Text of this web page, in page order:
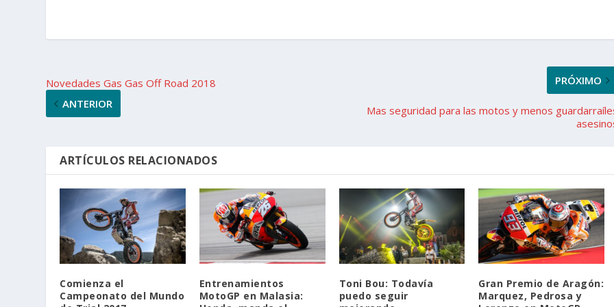
Novedades Gas Gas Off Road 2018
ANTERIOR
PRÓXIMO
Mas seguridad para las motos y menos
ARTÍCULOS RELACIONADOS
Comienza el
Campeonato del Mundo
Entrenamientos
MotoGP en Malasia:
Toni Bou: Todavía
puedo seguir
Gran Premio de Aragón:
Marquez, Pedrosa y